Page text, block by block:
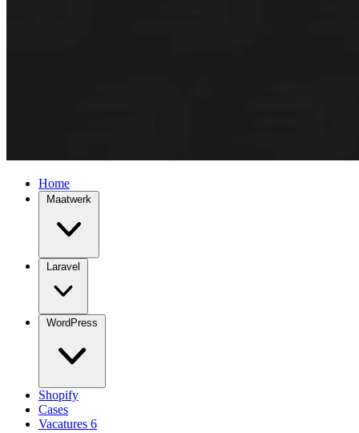
Home
Maatwerk
Laravel
WordPress
Shopify
Cases
Vacatures 6